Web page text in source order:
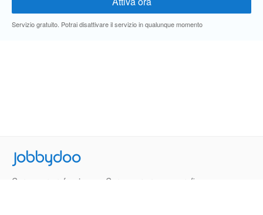
Servizio gratuito. Potrai disattivare il servizio in qualunque momento
Jobbydoo
Cerca per professione
Cerca per area geografica